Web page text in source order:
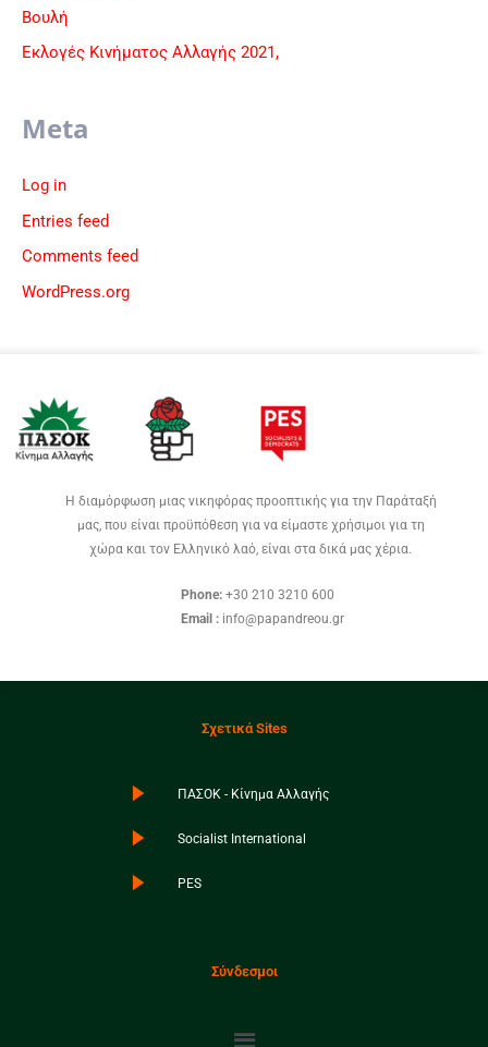
Βουλή
Εκλογές Κινήματος Αλλαγής 2021,
Meta
Log in
Entries feed
Comments feed
WordPress.org
Η διαμόρφωση μιας νικηφόρας προοπτικής για την Παράταξή
μας, που είναι προϋπόθεση για να είμαστε χρήσιμοι για τη
χώρα και τον Ελληνικό λαό, είναι στα δικά μας χέρια.
Phone: +30 210 3210 600
Email : info@papandreou.gr
Σχετικά Sites
ΠΑΣΟΚ - Κίνημα Αλλαγής
Socialist International
PES
Σύνδεσμοι
Menu